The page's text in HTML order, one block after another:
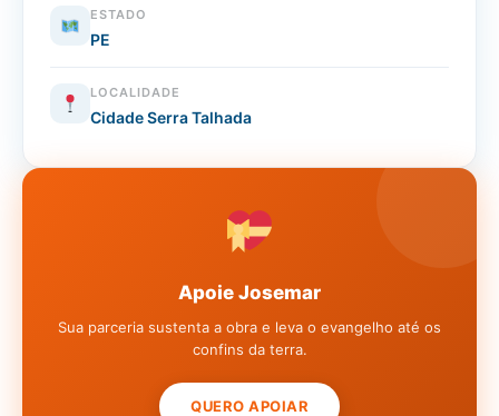
ESTADO
PE
LOCALIDADE
Cidade Serra Talhada
Apoie Josemar
Sua parceria sustenta a obra e leva o evangelho até os
confins da terra.
QUERO APOIAR